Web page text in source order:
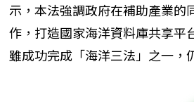
示，本法強調政府在補助產業的
作，打造國家海洋資料庫共享平
雖成功完成「海洋三法」之一，